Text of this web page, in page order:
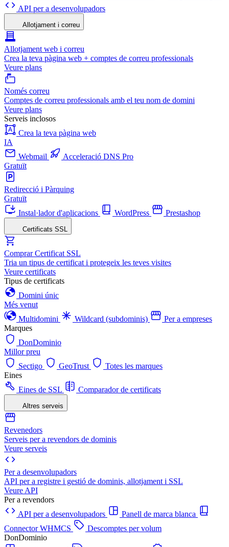
API per a desenvolupadors
Allotjament i correu
Allotjament web i correu
Crea la teva pàgina web + comptes de correu professionals
Veure plans
Només correu
Comptes de correu professionals amb el teu nom de domini
Veure plans
Serveis inclosos
Crea la teva pàgina web
IA
Webmail
Acceleració DNS Pro
Gratuït
Redirecció i Pàrquing
Gratuït
Instal·lador d'aplicacions
WordPress Prestashop
Certificats SSL
Comprar Certificat SSL
Tria un tipus de certificat i protegeix les teves visites
Veure certificats
Tipus de certificats
Domini únic
Més venut
Multidomini
Wildcard (subdominis)
Per a empreses
Marques
DonDominio
Millor preu
Sectigo
GeoTrust
Totes les marques
Eines
Eines de SSL
Comparador de certificats
Altres serveis
Revenedors
Serveis per a revendors de dominis
Veure serveis
Per a desenvolupadors
API per a registre i gestió de dominis, allotjament i SSL
Veure API
Per a revendors
API per a desenvolupadors
Panell de marca blanca
Connector WHMCS
Descomptes per volum
DonDominio